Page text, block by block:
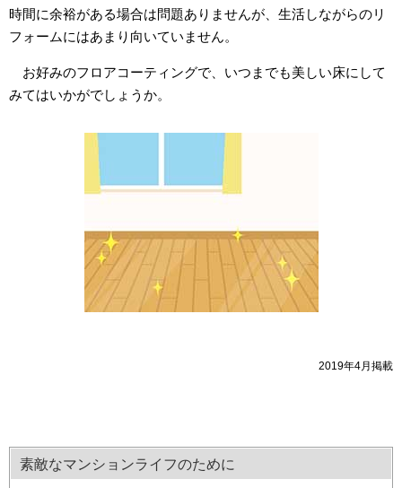
時間に余裕がある場合は問題ありませんが、生活しながらのリ
フォームにはあまり向いていません。
お好みのフロアコーティングで、いつまでも美しい床にして
みてはいかがでしょうか。
2019年4月掲載
素敵なマンションライフのために